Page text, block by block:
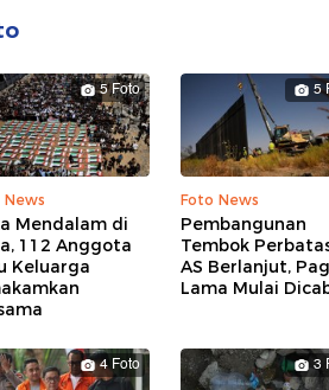
5 Foto
News
Mendalam di
112 Anggota
Keluarga
5
Foto News
Pembangunan
Tembok
AS Berlanjut,
Lama Mulai
4 Foto 3